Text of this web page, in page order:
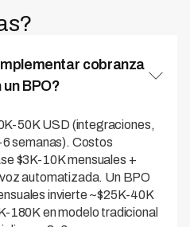
cobranza
BPO?
50K USD (integraciones,
semanas). Costos
$3K-10K mensuales +
automatizada. Un BPO
invierte ~$25K-40K
180K en modelo tradicional